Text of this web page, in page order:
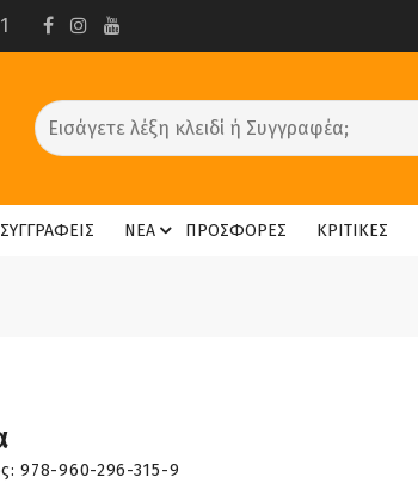
ΣΥΓΓΡΑΦΕΙΣ ΝΕΑ ΠΡΟΣΦΟΡΕΣ ΚΡΙΤΙΚΕΣ
978-960-296-315-9